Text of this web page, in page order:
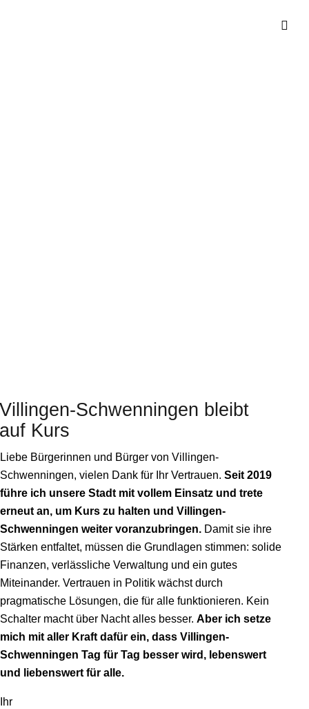
Villingen-Schwenningen bleibt
auf Kurs
Liebe Bürgerinnen und Bürger von Villingen-
Schwenningen, vielen Dank für Ihr Vertrauen. Seit 2019
führe ich unsere Stadt mit vollem Einsatz und trete
erneut an, um Kurs zu halten und Villingen-
Schwenningen weiter voranzubringen. Damit sie ihre
Stärken entfaltet, müssen die Grundlagen stimmen: solide
Finanzen, verlässliche Verwaltung und ein gutes
Miteinander. Vertrauen in Politik wächst durch
pragmatische Lösungen, die für alle funktionieren. Kein
Schalter macht über Nacht alles besser. Aber ich setze
mich mit aller Kraft dafür ein, dass Villingen-
Schwenningen Tag für Tag besser wird, lebenswert
und liebenswert für alle.
Ihr